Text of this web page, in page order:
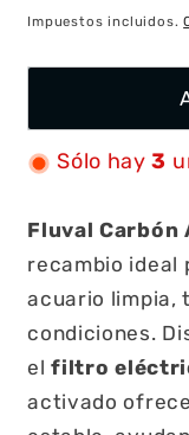
habitual
Impuestos incluidos.
Sólo hay 3
Fluval Carbón
recambio ideal
acuario limpia,
condiciones.
elfiltro
activado